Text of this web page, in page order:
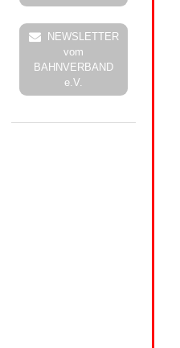
NEWSLETTER
vom
BAHNVERBAND
e.V.